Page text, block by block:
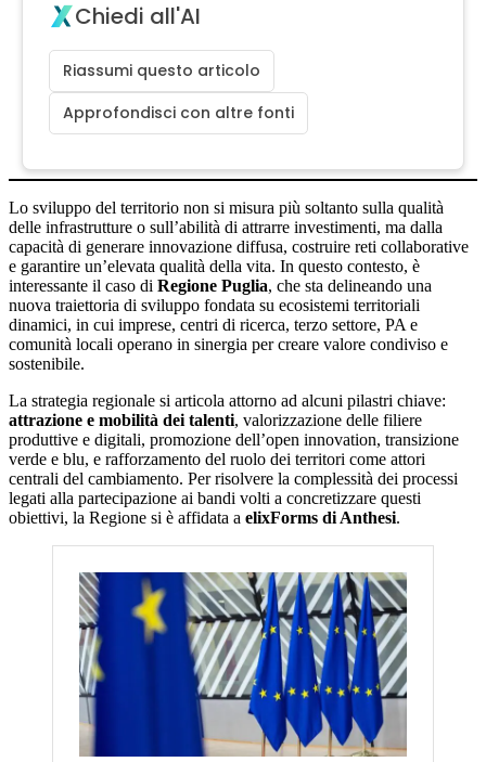
Chiedi all'AI
Riassumi questo articolo
Approfondisci con altre fonti
Lo sviluppo del territorio non si misura più soltanto sulla qualità
delle infrastrutture o sull’abilità di attrarre investimenti, ma dalla
capacità di generare innovazione diffusa, costruire reti collaborative
e garantire un’elevata qualità della vita. In questo contesto, è
interessante il caso di Regione Puglia, che sta delineando una
nuova traiettoria di sviluppo fondata su ecosistemi territoriali
dinamici, in cui imprese, centri di ricerca, terzo settore, PA e
comunità locali operano in sinergia per creare valore condiviso e
sostenibile.
La strategia regionale si articola attorno ad alcuni pilastri chiave:
attrazione e mobilità dei talenti, valorizzazione delle filiere
produttive e digitali, promozione dell’open innovation, transizione
verde e blu, e rafforzamento del ruolo dei territori come attori
centrali del cambiamento. Per risolvere la complessità dei processi
legati alla partecipazione ai bandi volti a concretizzare questi
obiettivi, la Regione si è affidata a elixForms di Anthesi.